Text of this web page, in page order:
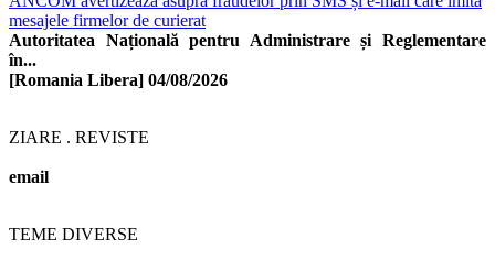
mesajele firmelor de curierat
Autoritatea Națională pentru Administrare și Reglementare
în...
[Romania Libera] 04/08/2026
ZIARE . REVISTE
email
TEME DIVERSE